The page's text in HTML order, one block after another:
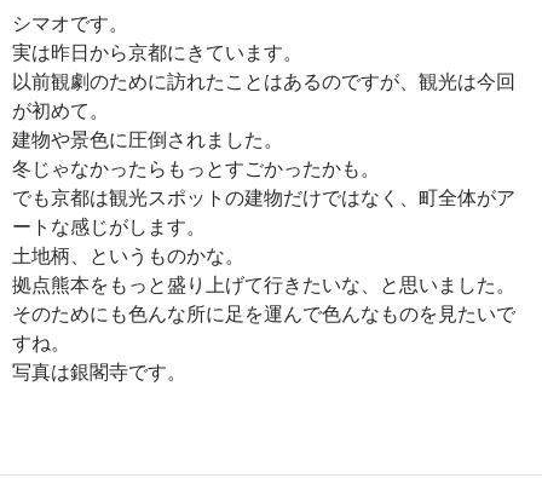
シマオです。
実は昨日から京都にきています。
以前観劇のために訪れたことはあるのですが、観光は今回
が初めて。
建物や景色に圧倒されました。
冬じゃなかったらもっとすごかったかも。
でも京都は観光スポットの建物だけではなく、町全体がア
ートな感じがします。
土地柄、というものかな。
拠点熊本をもっと盛り上げて行きたいな、と思いました。
そのためにも色んな所に足を運んで色んなものを見たいで
すね。
写真は銀閣寺です。